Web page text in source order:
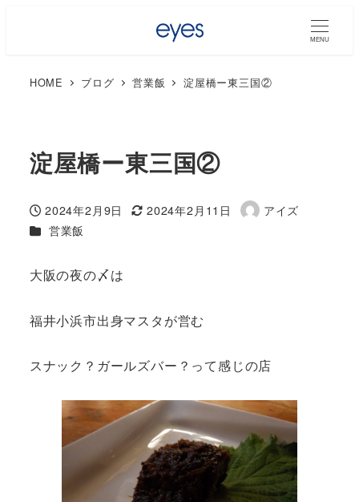
MENU
HOME ブログ 営業飯 淀屋橋ー東三国②
淀屋橋ー東三国②
投稿日
2024年2月9日
更新日
2024年2月11日
著
アイズ
カテゴリー
営業飯
大阪の夜の〆は
福井小浜市出身マスタが営む
スナック？ガールズバー？って感じの店